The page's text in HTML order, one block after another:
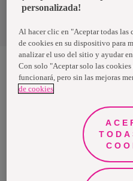
Política de
Nosotras, una marca de Essity -
higiene y salud. Cada día, mil
propósito es romper barreras por
consumidores, pacientes,
general. Vendemos en
principales marcas globales
como Actimove, Cutimed,
Lotus, Modibodi, Nosotras, Saba,
2024, Essity tuvo ventas de
euros y empleó a 36,000
ubicada en Estocolmo, Suecia, y
personalizada!
Al hacer clic en "Aceptar todas las
de cookies en su dispositivo para
analizar el uso del sitio y ayudar
Con solo "Aceptar solo las cookies
funcionará, pero sin las mejoras
de cookies